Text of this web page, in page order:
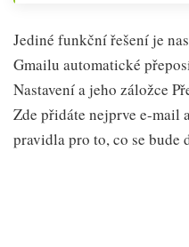
Jediné funkční řešení je
Gmailu automatické
Nastavení a jeho záložce
Zde přidáte nejprve e-mail
pravidla pro to, co se bude